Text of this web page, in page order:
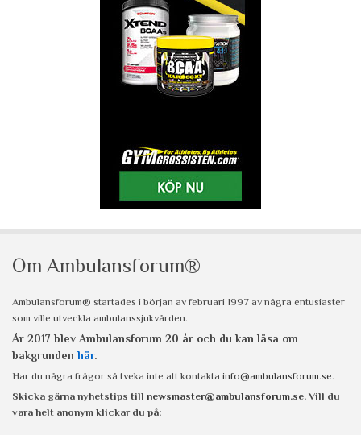
Om Ambulansforum®
Ambulansforum® startades i början av februari 1997 av några entusiaster
som ville utveckla ambulanssjukvården.
År 2017 blev Ambulansforum 20 år och du kan läsa om
bakgrunden här.
Har du några frågor så tveka inte att kontakta info@ambulansforum.se.
Skicka gärna nyhetstips till newsmaster@ambulansforum.se. Vill du
vara helt anonym klickar du på: